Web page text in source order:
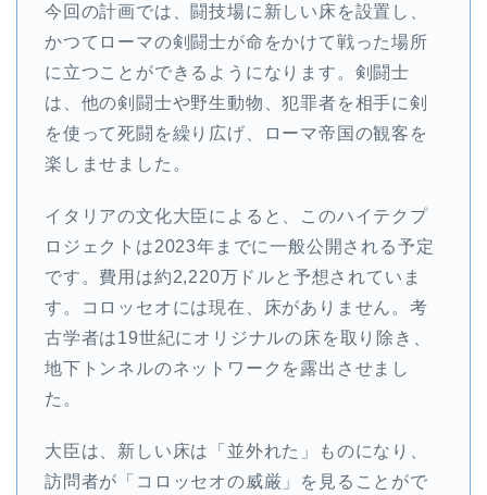
今回の計画では、闘技場に新しい床を設置し、
かつてローマの剣闘士が命をかけて戦った場所
に立つことができるようになります。剣闘士
は、他の剣闘士や野生動物、犯罪者を相手に剣
を使って死闘を繰り広げ、ローマ帝国の観客を
楽しませました。
イタリアの文化大臣によると、このハイテクプ
ロジェクトは2023年までに一般公開される予定
です。費用は約2,220万ドルと予想されていま
す。コロッセオには現在、床がありません。考
古学者は19世紀にオリジナルの床を取り除き、
地下トンネルのネットワークを露出させまし
た。
大臣は、新しい床は「並外れた」ものになり、
訪問者が「コロッセオの威厳」を見ることがで